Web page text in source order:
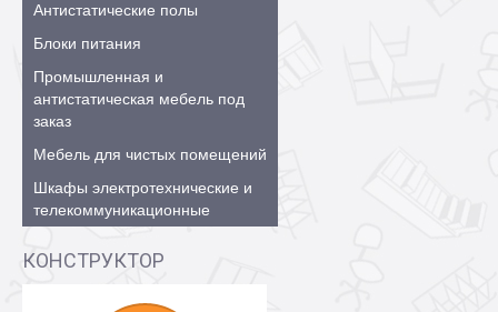
Антистатические полы
Блоки питания
Промышленная и
антистатическая мебель под
заказ
Мебель для чистых помещений
Шкафы электротехнические и
телекоммуникационные
КОНСТРУКТОР